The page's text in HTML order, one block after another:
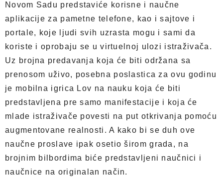
Novom Sadu predstaviće korisne i naučne
aplikacije za pametne telefone, kao i sajtove i
portale, koje ljudi svih uzrasta mogu i sami da
koriste i oprobaju se u virtuelnoj ulozi istraživača.
Uz brojna predavanja koja će biti održana sa
prenosom uživo, posebna poslastica za ovu godinu
je mobilna igrica Lov na nauku koja će biti
predstavljena pre samo manifestacije i koja će
mlade istraživače povesti na put otkrivanja pomoću
augmentovane realnosti. A kako bi se duh ove
naučne proslave ipak osetio širom grada, na
brojnim bilbordima biće predstavljeni naučnici i
naučnice na originalan način.